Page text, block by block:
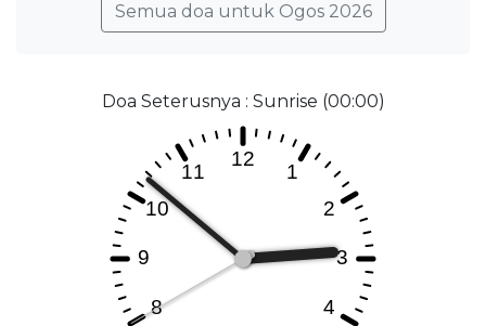
Semua doa untuk Ogos 2026
Doa Seterusnya : Sunrise (00:00)